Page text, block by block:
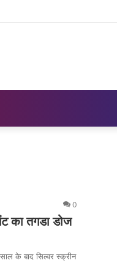
0
का तगडा डोज
के बाद सिल्वर स्क्रीन